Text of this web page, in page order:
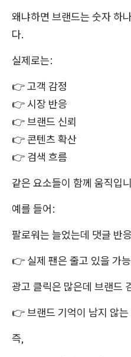
왜냐하면 브랜드는 숫자 하
다.
실제로는:
👉 고객 감정
👉 시장 반응
👉 브랜드 신뢰
👉 콘텐츠 확산
👉 검색 흐름
같은 요소들이 함께 움직입
예를 들어:
팔로워는 늘었는데 댓글 반
👉 실제 팬은 줄고 있을 가
광고 클릭은 많은데 브랜드
👉 브랜드 기억이 남지 않
즉,